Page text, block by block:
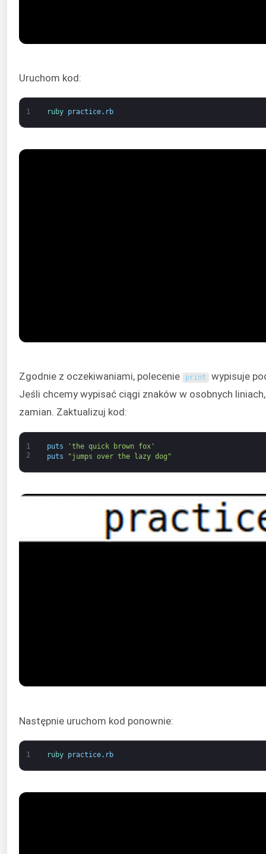
Uruchom kod:
1 ruby practice. rb
Zgodnie z oczekiwaniami, polecenie print wypisuje
Jeśli chcemy wypisać ciągi znaków w osobnych
zamian. Zaktualizuj kod:
1
2
puts
'the quick brown fox'
puts
"jumps over the lazy dog"
Następnie uruchom kod ponownie:
1 ruby practice. rb